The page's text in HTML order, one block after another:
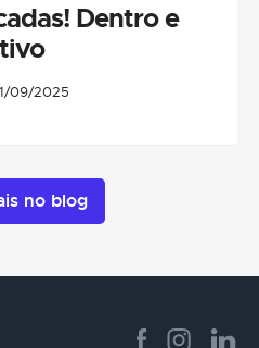
Dentro e
09/2025
no blog